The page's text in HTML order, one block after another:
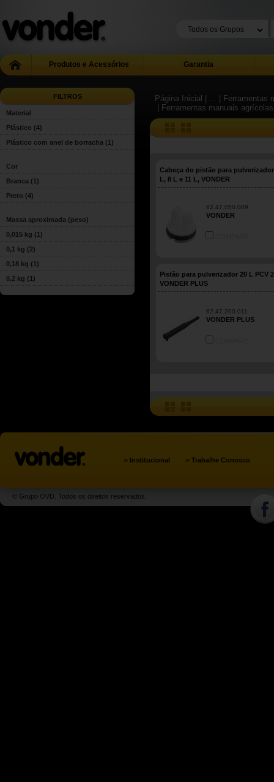
Produtos e Acessórios Garantia
FILTROS
Material
Plástico (4)
Plástico com anel de borracha (1)
Cor
Branca (1)
Preto (4)
Massa aproximada (peso)
0,015 kg (1)
0,1 kg (2)
0,18 kg (1)
0,2 kg (1)
Página Inicial | ...
|
| Ferramentas manuais
Cabeça do pistão para
L, 8 L e 11 L, VONDER
62.47.050.009
VONDER
Pistão para pulverizador 20 L PCV
VONDER PLUS
62.47.200.011
VONDER PLUS
» Institucional » Trabalhe Conosco
© Grupo OVD. Todos os direitos reservados.